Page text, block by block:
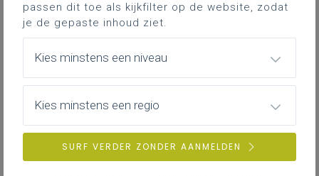
Verplichte
overlegbevoegdheden
Het schoolbestuur overlegt met de
schoolraad over ieder ontwerp van beslissing
directeur. Dit gebeurt op basis van de
functiebeschrijving van de directeur;
passen dit toe als kijkfilter op de website, zodat
je de gepaste inhoud ziet.
Kies minstens een niveau
Kies minstens een regio
SURF VERDER ZONDER AANMELDEN